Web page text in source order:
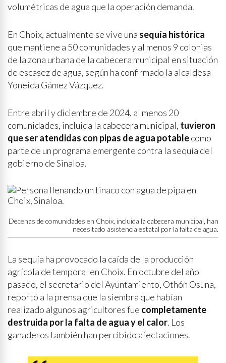
volumétricas de agua que la operación demanda.
En Choix, actualmente se vive una sequía histórica
que mantiene a 50 comunidades y al menos 9 colonias
de la zona urbana de la cabecera municipal en situación
de escasez de agua, según ha confirmado la alcaldesa
Yoneida Gámez Vázquez.
Entre abril y diciembre de 2024, al menos 20
comunidades, incluida la cabecera municipal, tuvieron
que ser atendidas con pipas de agua potablecomo
parte de un programa emergente contra la sequía del
gobierno de Sinaloa.
Decenas de comunidades en Choix, incluida la cabecera municipal, han
necesitado asistencia estatal por la falta de agua.
La sequía ha provocado la caída de la producción
agrícola de temporal en Choix. En octubre del año
pasado, el secretario del Ayuntamiento, Othón Osuna,
reportó a la prensa que la siembra que habían
realizado algunos agricultores fue completamente
destruida por la falta de agua y el calor. Los
ganaderos también han percibido afectaciones.